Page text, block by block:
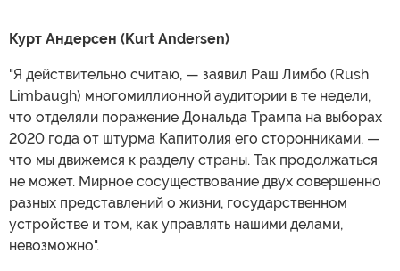
Курт Андерсен (Kurt Andersen)
"Я действительно считаю, — заявил Раш Лимбо (Rush
Limbaugh) многомиллионной аудитории в те недели,
что отделяли поражение Дональда Трампа на выборах
2020 года от штурма Капитолия его сторонниками, —
что мы движемся к разделу страны. Так продолжаться
не может. Мирное сосуществование двух совершенно
разных представлений о жизни, государственном
устройстве и том, как управлять нашими делами,
невозможно".